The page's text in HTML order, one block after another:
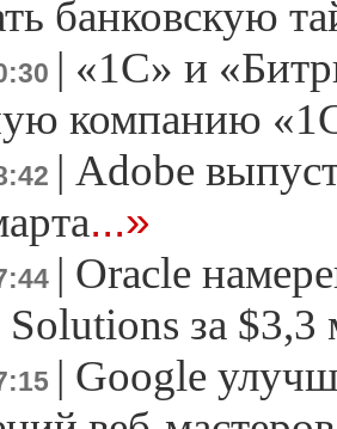
банковскую
| «1С» и
компанию
| Adobe
...»
| Oracle
за
| Google